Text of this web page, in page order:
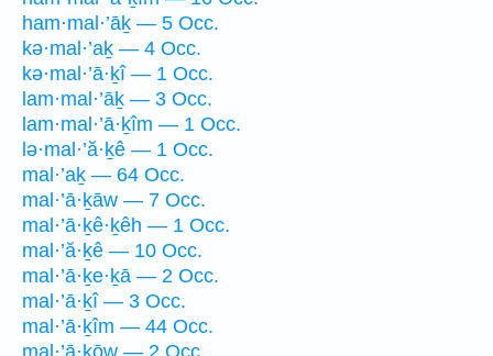
ham·mal·’āḵ — 5 Occ.
kə·mal·’aḵ — 4 Occ.
kə·mal·’ā·ḵî — 1 Occ.
lam·mal·’āḵ — 3 Occ.
lam·mal·’ā·ḵîm — 1 Occ.
lə·mal·’ă·ḵê — 1 Occ.
mal·’aḵ — 64 Occ.
mal·’ā·ḵāw — 7 Occ.
mal·’ā·ḵê·ḵêh — 1 Occ.
mal·’ă·ḵê — 10 Occ.
mal·’ā·ḵe·ḵā — 2 Occ.
mal·’ā·ḵî — 3 Occ.
mal·’ā·ḵîm — 44 Occ.
mal·’ā·ḵōw — 2 Occ.